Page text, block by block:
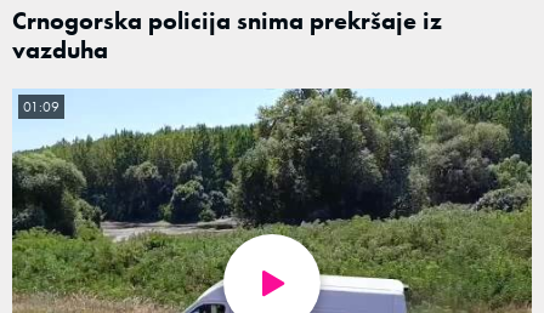
Crnogorska policija snima prekršaje iz
vazduha
01:09